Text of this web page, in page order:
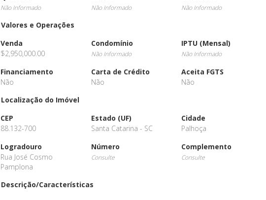
Não Informado Não Informado Não Informado
Valores e Operações
Venda
$2,950,000.00
Condomínio
Não Informado
IPTU (Mensal)
Não Informado
Financiamento
Não
Carta de Crédito
Não
Aceita FGTS
Não
Localização do Imóvel
CEP
88.132-700
Estado (UF)
Santa Catarina - SC
Cidade
Palhoça
Logradouro
Rua José Cosmo
Pamplona
Número
Consulte
Complemento
Consulte
Descrição/Características